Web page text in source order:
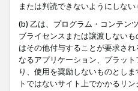
または判読できないようにしない
(b) 乙は、プログラム・コンテン
ブライセンスまたは譲渡しない
はその他付与することが要求さ
なるアプリケーション、プラッ
り、使用を奨励しないものとし
トではないサイト上でかかるリ